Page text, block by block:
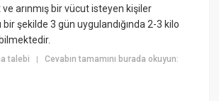
arınmış bir vücut isteyen kişiler
şekilde 3 gün uygulandığında 2-3 kilo
talebi |Cevabın tamamını burada okuyun: